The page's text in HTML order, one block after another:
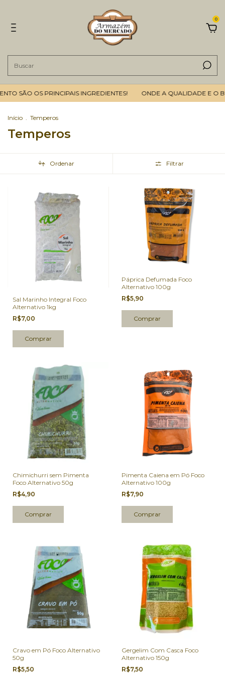
0
OS PRINCIPAIS INGREDIENTES! ONDE A QUALIDADE E O BOM
Início . Temperos
Temperos
Ordenar Filtrar
Sal Marinho Integral Foco
Alternativo 1kg
R$7,00
Páprica Defumada Foco
Alternativo 100g
R$5,90
Chimichurri sem Pimenta
Foco Alternativo 50g
R$4,90
Pimenta Caiena em Pó Foco
Alternativo 100g
R$7,90
Cravo em Pó Foco Alternativo
50g
R$5,50
Gergelim Com Casca Foco
Alternativo 150g
R$7,50